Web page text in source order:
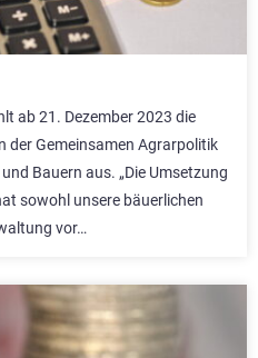
ab 21. Dezember 2023 die
der Gemeinsamen Agrarpolitik
Bauern aus. „Die Umsetzung
sowohl unsere bäuerlichen
vor…